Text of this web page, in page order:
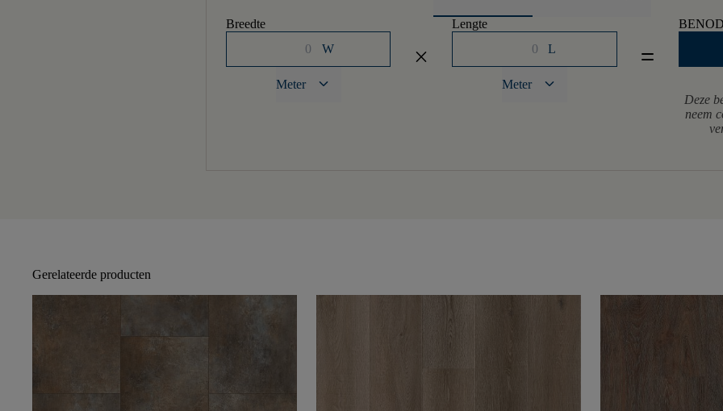
Breedte
W
Meter keyboard_arrow_down
close
Lengte
L
Meter keyboard_arrow_down
equal
Deze
neem
Gerelateerde producten